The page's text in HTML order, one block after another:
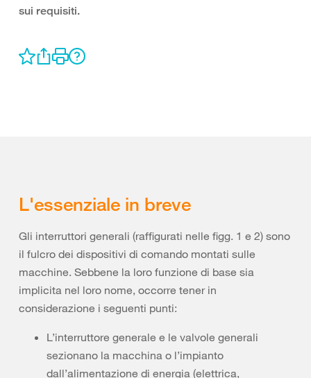
sui requisiti.
L'essenziale in breve
Gli interruttori generali (raffigurati nelle figg. 1 e 2) sono
il fulcro dei dispositivi di comando montati sulle
macchine. Sebbene la loro funzione di base sia
implicita nel loro nome, occorre tener in
considerazione i seguenti punti:
L’interruttore generale e le valvole generali
sezionano la macchina o l’impianto
dall’alimentazione di energia (elettrica,